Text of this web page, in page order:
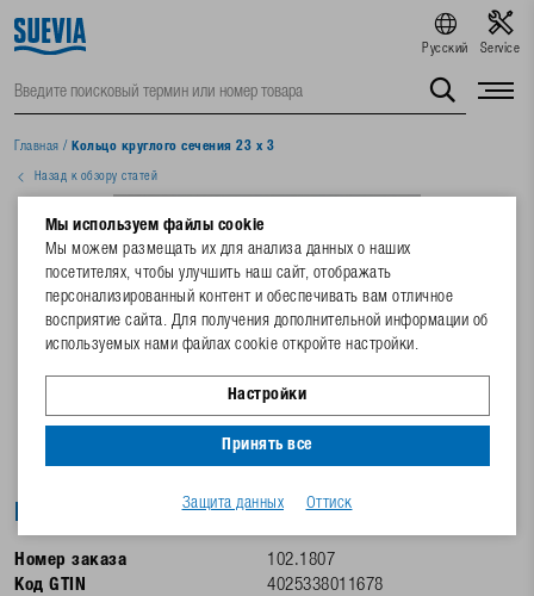
Русский Service
Главная / Кольцо круглого сечения 23 x 3
Назад к обзору статей
Кольцо круглого сечения 23 x 3
Номер заказа
102.1807
Код GTIN
4025338011678
Мы используем файлы cookie
Мы можем размещать их для анализа данных о наших
посетителях, чтобы улучшить наш сайт, отображать
персонализированный контент и обеспечивать вам отличное
восприятие сайта. Для получения дополнительной информации об
используемых нами файлах cookie откройте настройки.
Настройки
Принять все
Защита данных Оттиск